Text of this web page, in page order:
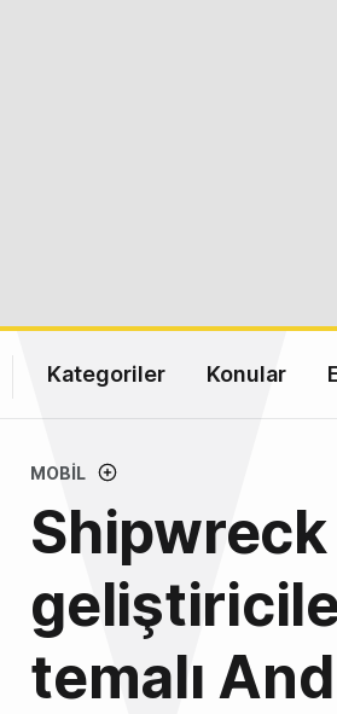
Kategoriler Konular
MOBIL
Shipwreck
temalı